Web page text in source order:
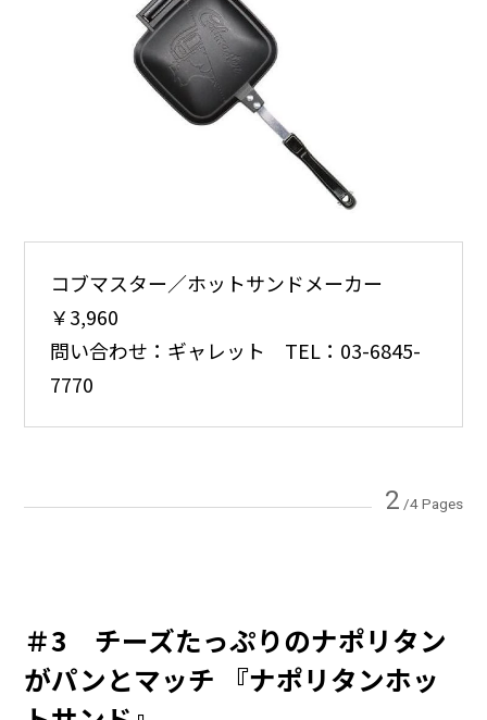
コブマスター／ホットサンドメーカー
￥3,960
問い合わせ：ギャレット TEL：03-6845-
7770
2 /4 Pages
＃3 チーズたっぷりのナポリタン
がパンとマッチ 『ナポリタンホッ